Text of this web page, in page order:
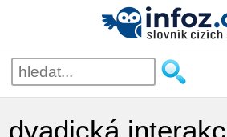
dyadická